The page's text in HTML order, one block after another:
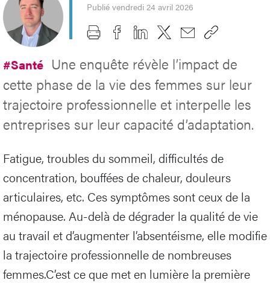
Publié vendredi 24 avril 2026
#Santé Une enquête révèle l’impact de
cette phase de la vie des femmes sur leur
trajectoire professionnelle et interpelle les
entreprises sur leur capacité d’adaptation.
Fatigue, troubles du sommeil, difficultés de
concentration, bouffées de chaleur, douleurs
articulaires, etc. Ces symptômes sont ceux de la
ménopause. Au-delà de dégrader la qualité de vie
au travail et d’augmenter l’absentéisme, elle modifie
la trajectoire professionnelle de nombreuses
femmes.C’est ce que met en lumière la première